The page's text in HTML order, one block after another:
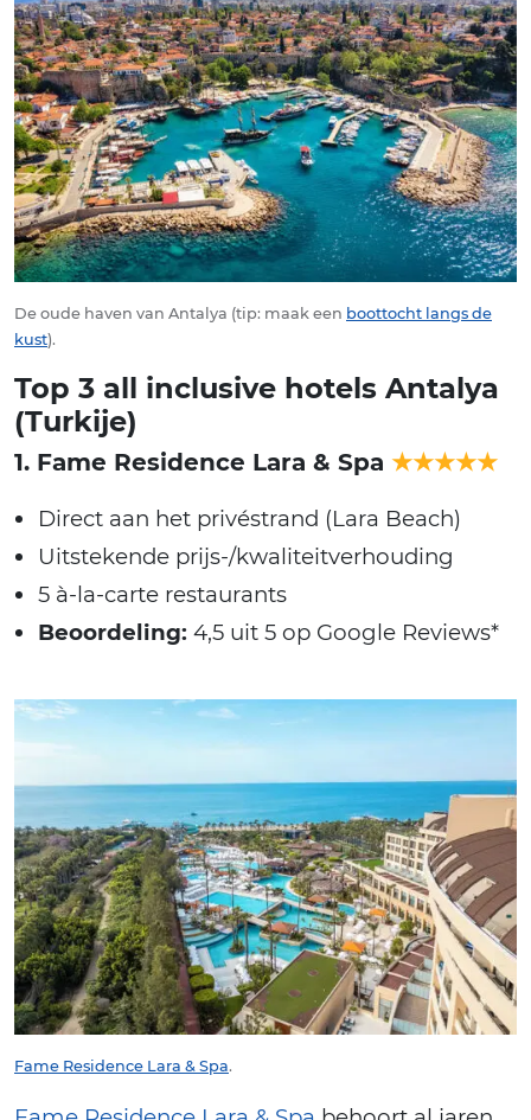
De oude haven van Antalya (tip: maak een boottocht langs de
kust).
Top 3 all inclusive hotels Antalya
(Turkije)
1. Fame Residence Lara & Spa ★★★★★
Direct aan het privéstrand (Lara Beach)
Uitstekende prijs-/kwaliteitverhouding
5 à-la-carte restaurants
Beoordeling: 4,5 uit 5 op Google Reviews*
Fame Residence Lara & Spa.